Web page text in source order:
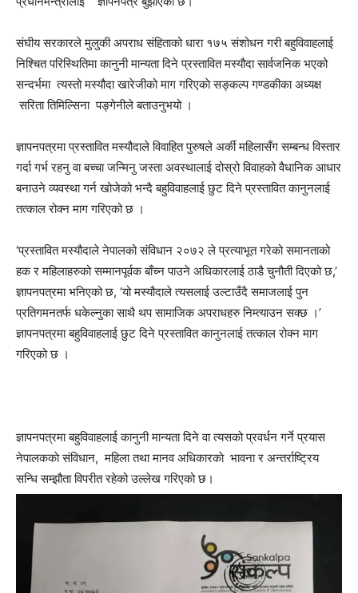
संघीय सरकारले मुलुकी अपराध संहिताको धारा १७५ संशोधन गरी बहुविवाहलाई
निश्चित परिस्थितिमा कानुनी मान्यता दिने प्रस्तावित मस्यौदा सार्वजनिक भएको
सन्दर्भमा त्यस्तो मस्यौदा खारेजीको माग गरिएकाे सङ्कल्प गण्डकीका अध्यक्ष
सरिता तिमिल्सिना पङ्गेनीले बताउनुभयो ।
ज्ञापनपत्रमा प्रस्तावित मस्यौदाले विवाहित पुरुषले अर्की महिलासँग सम्बन्ध विस्तार
गर्दा गर्भ रहनु वा बच्चा जन्मिनु जस्ता अवस्थालाई दोस्रो विवाहको वैधानिक आधार
बनाउने व्यवस्था गर्न खोजेको भन्दै बहुविवाहलाई छुट दिने प्रस्तावित कानुनलाई
तत्काल रोक्न माग गरिएको छ ।
‘प्रस्तावित मस्यौदाले नेपालको संविधान २०७२ ले प्रत्याभूत गरेको समानताको
हक र महिलाहरुको सम्मानपूर्वक बाँच्न पाउने अधिकारलाई ठाडै चुनौती दिएको छ,’
ज्ञापनपत्रमा भनिएको छ, ‘यो मस्यौदाले त्यसलाई उल्टाउँदै समाजलाई पुन
प्रतिगमनतर्फ धकेल्नुका साथै थप सामाजिक अपराधहरु निम्त्याउन सक्छ ।’
ज्ञापनपत्रमा बहुविवाहलाई छुट दिने प्रस्तावित कानुनलाई तत्काल रोक्न माग
गरिएको छ ।
ज्ञापनपत्रमा बहुविवाहलाई कानुनी मान्यता दिने वा त्यसको प्रवर्धन गर्ने प्रयास
नेपालककाे संविधान, महिला तथा मानव अधिकारकाे भावना र अन्तर्राष्ट्रिय
सन्धि सम्झौता विपरीत रहेको उल्लेख गरिएको छ।